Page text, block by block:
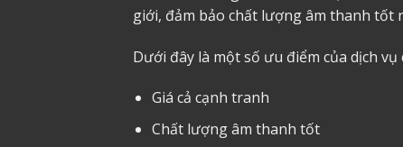
giới, đảm bảo chất lượng âm thanh tốt
Dưới đây là một số ưu điểm của dịch vụ
Giá cả cạnh tranh
Chất lượng âm thanh tốt